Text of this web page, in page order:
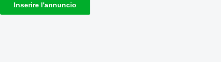
Inserire l'annuncio